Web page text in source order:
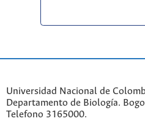
Universidad Nacional de
Departamento de Biología.
Telefono 3165000.